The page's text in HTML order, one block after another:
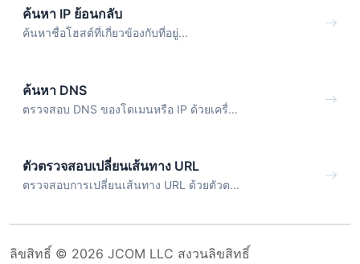
ค้นหา IP ย้อนกลับ
ค้นหาชื่อโฮสต์ที่เกี่ยวข้องกับที่อยู่...
ค้นหา DNS
ตรวจสอบ DNS ของโดเมนหรือ IP ด้วยเครื่...
ตัวตรวจสอบเปลี่ยนเส้นทาง URL
ตรวจสอบการเปลี่ยนเส้นทาง URL ด้วยตัวต...
ลิขสิทธิ์ © 2026 JCOM LLC สงวนลิขสิทธิ์